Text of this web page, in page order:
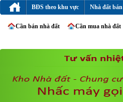
BĐS theo khu vực Nhà đất bán
Cần bán nhà đất Cần mua nhà đất